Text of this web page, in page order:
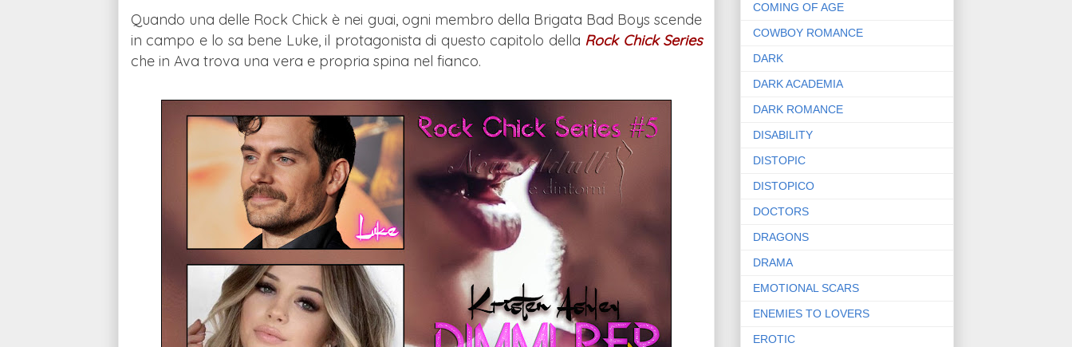
Quando una delle Rock Chick è nei guai, ogni membro della Brigata Bad Boys scende
in campo e lo sa bene Luke, il protagonista di questo capitolo della Rock Chick Series
che in Ava trova una vera e propria spina nel fianco.
COMING OF AGE
COWBOY ROMANCE
DARK
DARK ACADEMIA
DARK ROMANCE
DISABILITY
DISTOPIC
DISTOPICO
DOCTORS
DRAGONS
DRAMA
EMOTIONAL SCARS
ENEMIES TO LOVERS
EROTIC